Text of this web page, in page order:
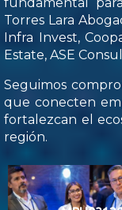
fundamental
Torres Lara
Infra Invest,
Estate, ASE
Seguimos
que conecten
fortalezcan el
región.